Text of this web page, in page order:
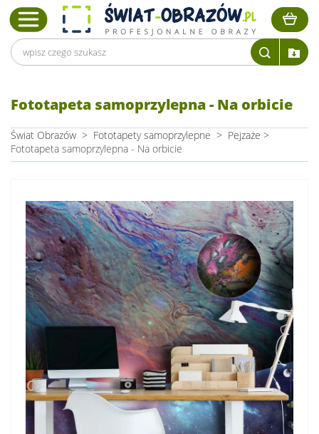
Fototapeta samoprzylepna - Na orbicie
Świat Obrazów > Fototapety samoprzylepne > Pejzaże >
Fototapeta samoprzylepna - Na orbicie